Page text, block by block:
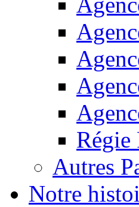
Régie
Autres
Notre